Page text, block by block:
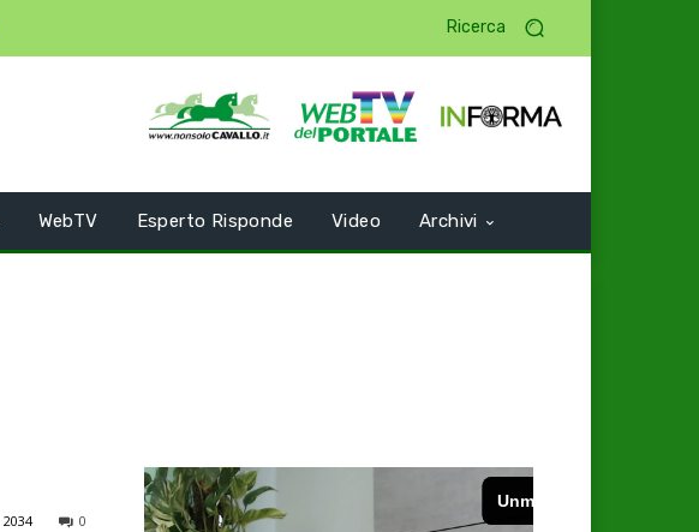
Ricerca
WebTV Esperto Risponde Video Archivi
0
2034